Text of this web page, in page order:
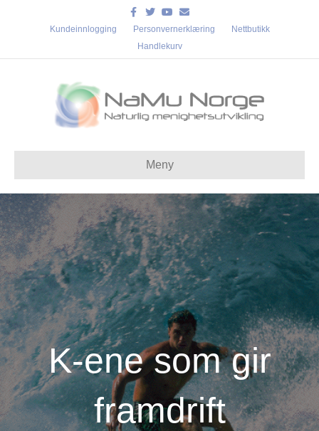
Facebook
TwitterYoutube
Email
Kundeinnlogging Personvernerklæring
Nettbutikk
Handlekurv
Meny
K-ene som gir
framdrift